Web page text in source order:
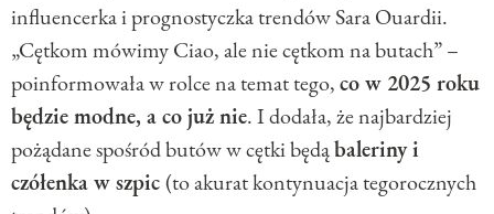
influencerka i prognostyczka trendów Sara Ouardii.
„Cętkom mówimy Ciao, ale nie cętkom na butach” –
poinformowała w rolce na temat tego,co w 2025 roku
będzie modne, a co już nie. I dodała, że najbardziej
pożądane spośród butów w cętki będąbaleriny i
czółenka w szpic(to akurat kontynuacja tegorocznych